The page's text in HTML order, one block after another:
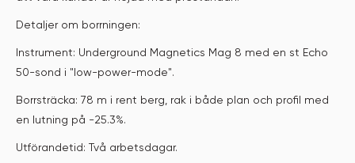
Detaljer om borrningen:
Instrument: Underground Magnetics Mag 8 med en st Echo
50-sond i "low-power-mode".
Borrsträcka: 78 m i rent berg, rak i både plan och profil med
en lutning på -25.3%.
Utförandetid: Två arbetsdagar.